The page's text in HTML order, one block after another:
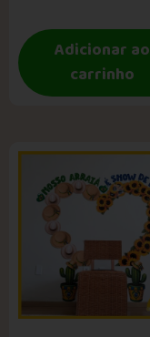
Adicionar ao
carrinho